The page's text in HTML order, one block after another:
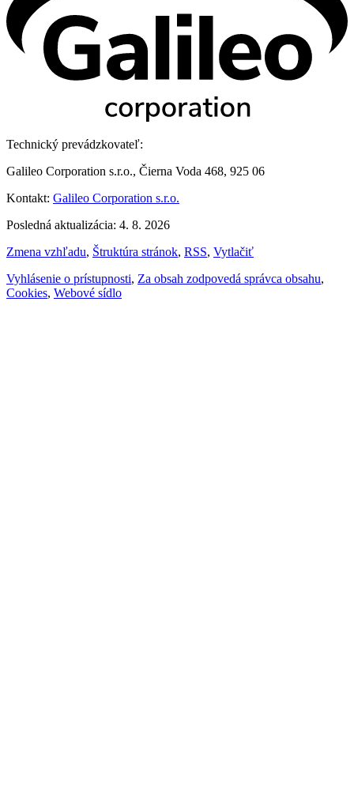
Technický prevádzkovateľ:
Galileo Corporation s.r.o., Čierna Voda 468, 925 06
Kontakt: Galileo Corporation s.r.o.
Posledná aktualizácia: 4. 8. 2026
Zmena vzhľadu, Štruktúra stránok, RSS, Vytlačiť
Vyhlásenie o prístupnosti, Za obsah zodpovedá správca obsahu,
Cookies, Webové sídlo